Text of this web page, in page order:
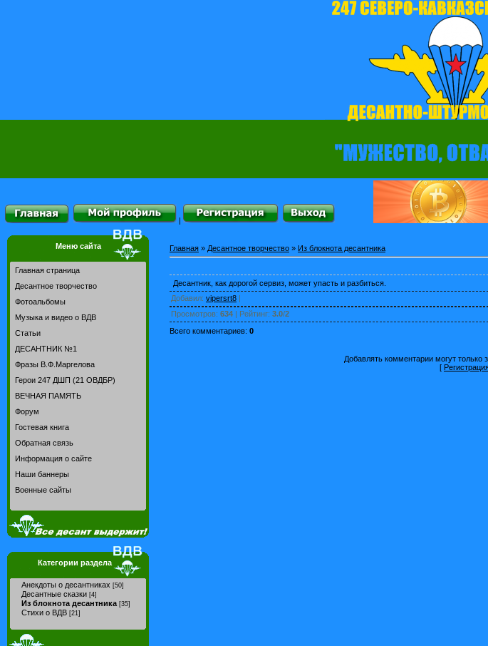
|
Меню сайта
Главная страница
Десантное творчество
Фотоальбомы
Музыка и видео о ВДВ
Статьи
ДЕСАНТНИК №1
Фразы В.Ф.Маргелова
Герои 247 ДШП (21 ОВДБР)
ВЕЧНАЯ ПАМЯТЬ
Форум
Гостевая книга
Обратная связь
Информация о сайте
Наши баннеры
Военные сайты
Категории раздела
Анекдоты о десантниках [50]
Десантные сказки [4]
Из блокнота десантника [35]
Стихи о ВДВ [21]
Главная » Десантное творчество » Из блокнота десантника
Десантник, как дорогой сервиз, может упасть и разбиться.
Добавил: vipersrt8 |
Просмотров: 634 | Рейтинг: 3.0/2
Всего комментариев: 0
Добавлять комментарии могут только
[